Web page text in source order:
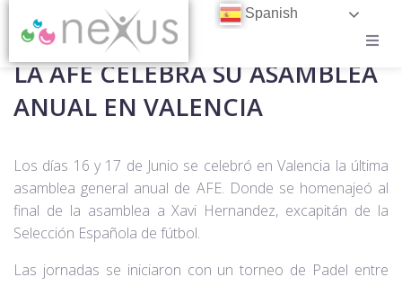
CASOS DE ÉXITO
CONTACTO
TRABAJA EN NEXUS
LA AFE CELEBRA SU ASAMBLEA
ANUAL EN VALENCIA
Los días 16 y 17 de Junio se celebró en Valencia la última
asamblea general anual de AFE. Donde se homenajeó al
final de la asamblea a Xavi Hernandez, excapitán de la
Selección Española de fútbol.
Las jornadas se iniciaron con un torneo de Padel entre
Spanish